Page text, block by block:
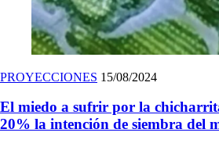
PROYECCIONES 15/08/2024
El miedo a sufrir por la
20% la intención de siembra del